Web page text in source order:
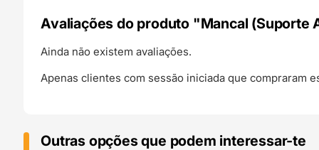
Avaliações do produto "Mancal (Suporte
Ainda não existem avaliações.
Apenas clientes com sessão iniciada que compraram
Outras opções que podem interessar-te